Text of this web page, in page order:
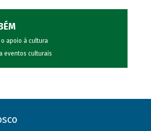
o apoio à cultura
eventos culturais